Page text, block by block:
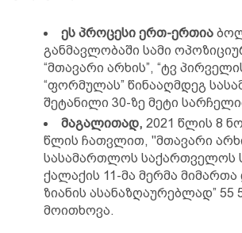
ეს პროცესი ერთ-ერთია
განმავლობაში სამი
“მთავარი არხის”, “ტვ
“ფორმულას” წინააღმდეგ
შეტანილი 30-ზე მეტი
მაგალითად, 2021 წლის 8
წლის ჩათვლით, "მთავარი
სასამართლოს საქართველოს
ქალაქის 11-მა მერმა
ზიანის ასანაზღაურებლად” 55
მოითხოვა.